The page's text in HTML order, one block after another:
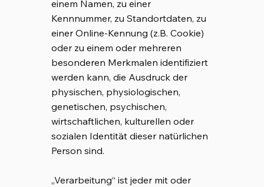
einem Namen, zu einer
Kennnummer, zu Standortdaten, zu
einer Online-Kennung (z.B. Cookie)
oder zu einem oder mehreren
besonderen Merkmalen identifiziert
werden kann, die Ausdruck der
physischen, physiologischen,
genetischen, psychischen,
wirtschaftlichen, kulturellen oder
sozialen Identität dieser natürlichen
Person sind.
„Verarbeitung“ ist jeder mit oder